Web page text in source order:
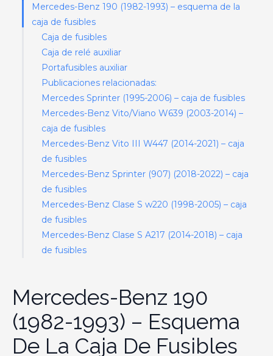
Mercedes-Benz 190 (1982-1993) – esquema de la
caja de fusibles
Caja de fusibles
Caja de relé auxiliar
Portafusibles auxiliar
Publicaciones relacionadas:
Mercedes Sprinter (1995-2006) – caja de fusibles
Mercedes-Benz Vito/Viano W639 (2003-2014) –
caja de fusibles
Mercedes-Benz Vito III W447 (2014-2021) – caja
de fusibles
Mercedes-Benz Sprinter (907) (2018-2022) – caja
de fusibles
Mercedes-Benz Clase S w220 (1998-2005) – caja
de fusibles
Mercedes-Benz Clase S A217 (2014-2018) – caja
de fusibles
Mercedes-Benz 190
(1982-1993) – Esquema
De La Caja De Fusibles